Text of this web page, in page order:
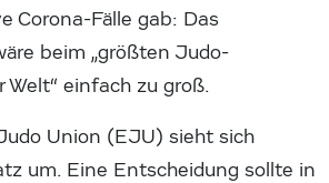
Corona-Fälle gab: Das
beim „größten Judo-
Welt“ einfach zu groß.
Union (EJU) sieht sich
um. Eine Entscheidung sollte in